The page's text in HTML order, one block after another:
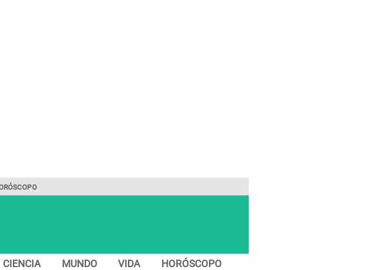
CIENCIA MUNDO VIDA HORÓSCOPO